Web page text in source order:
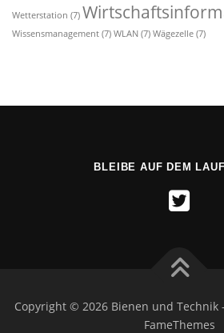
Wetterstation (7)
Wissensmanagement (7) WLAN (7) Wägezelle (7)
BLEIBE AUF DEM
Copyright © 2026 Bienen und Technik
FameThemes